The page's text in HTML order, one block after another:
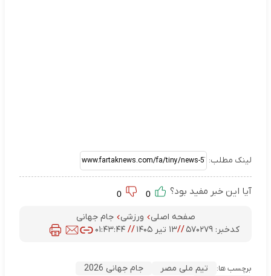
لینک مطلب:
آیا این خبر مفید بود؟
صفحه اصلی ورزشی
جام جهانی
کدخبر: ۵۷۰۲۷۹ //۱۳ تیر ۱۴۰۵ // ۰۱:۴۳:۴۴
برچسب ها: تیم ملی مصر
جام جهانی 2026